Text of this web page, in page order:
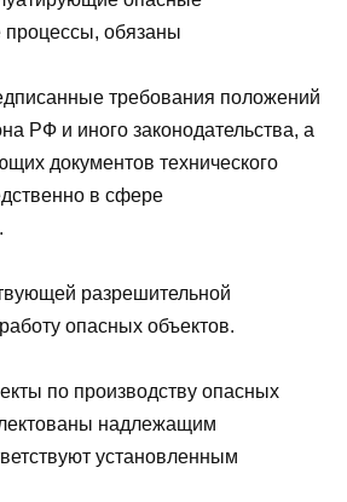
процессы, обязаны
требования положений
РФ и иного законодательства, а
документов технического
в сфере
разрешительной
опасных объектов.
по производству опасных
надлежащим
установленным